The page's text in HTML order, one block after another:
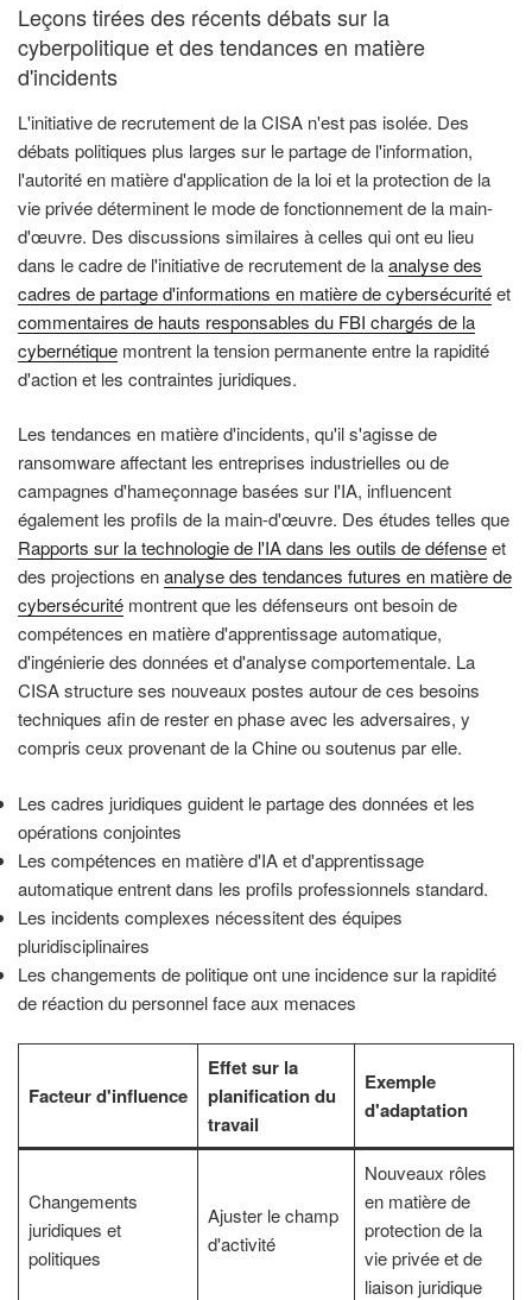
Leçons tirées des récents débats sur la
cyberpolitique et des tendances en matière
d'incidents
L'initiative de recrutement de la CISA n'est pas isolée. Des
débats politiques plus larges sur le partage de l'information,
l'autorité en matière d'application de la loi et la protection de la
vie privée déterminent le mode de fonctionnement de la main-
d'œuvre. Des discussions similaires à celles qui ont eu lieu
dans le cadre de l'initiative de recrutement de laanalyse des
cadres de partage d'informations en matière de cybersécuritéet
commentaires de hauts responsables du FBI chargés de la
cybernétique montrent la tension permanente entre la rapidité
d'action et les contraintes juridiques.
Les tendances en matière d'incidents, qu'il s'agisse de
ransomware affectant les entreprises industrielles ou de
campagnes d'hameçonnage basées sur l'IA, influencent
également les profils de la main-d'œuvre. Des études telles que
Rapports sur la technologie de l'IA dans les outils de défenseet
des projections enanalyse des tendances futures en matière de
cybersécurité montrent que les défenseurs ont besoin de
compétences en matière d'apprentissage automatique,
d'ingénierie des données et d'analyse comportementale. La
CISA structure ses nouveaux postes autour de ces besoins
techniques afin de rester en phase avec les adversaires, y
compris ceux provenant de la Chine ou soutenus par elle.
Les cadres juridiques guident le partage des données et les
opérations conjointes
Les compétences en matière d'IA et d'apprentissage
automatique entrent dans les profils professionnels standard.
Les incidents complexes nécessitent des équipes
pluridisciplinaires
Les changements de politique ont une incidence sur la rapidité
de réaction du personnel face aux menaces
Facteur d'influence
Effet sur la
planification du
travail
Exemple
d'adaptation
Changements
juridiques et
politiques
Ajuster le champ
d'activité
Nouveaux rôles
en matière de
protection de la
vie privée et de
liaison juridique